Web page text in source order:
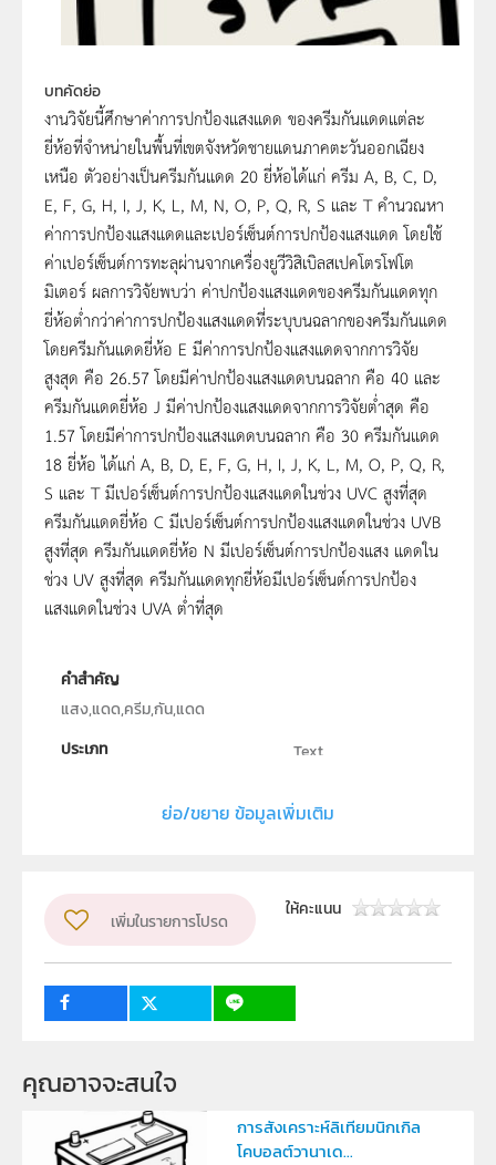
บทคัดย่อ
งานวิจัยนี้ศึกษาค่าการปกป้องแสงแดด ของครีมกันแดดแต่ละ
ยี่ห้อที่จำหน่ายในพื้นที่เขตจังหวัดชายแดนภาคตะวันออกเฉียง
เหนือ ตัวอย่างเป็นครีมกันแดด 20 ยี่ห้อได้แก่ ครีม A, B, C, D,
E, F, G, H, I, J, K, L, M, N, O, P, Q, R, S และ T คำนวณหา
ค่าการปกป้องแสงแดดและเปอร์เซ็นต์การปกป้องแสงแดด โดยใช้
ค่าเปอร์เซ็นต์การทะลุผ่านจากเครื่องยูวีวิสิเบิลสเปคโตรโฟโต
มิเตอร์ ผลการวิจัยพบว่า ค่าปกป้องแสงแดดของครีมกันแดดทุก
ยี่ห้อต่ำกว่าค่าการปกป้องแสงแดดที่ระบุบนฉลากของครีมกันแดด
โดยครีมกันแดดยี่ห้อ E มีค่าการปกป้องแสงแดดจากการวิจัย
สูงสุด คือ 26.57 โดยมีค่าปกป้องแสงแดดบนฉลาก คือ 40 และ
ครีมกันแดดยี่ห้อ J มีค่าปกป้องแสงแดดจากการวิจัยต่ำสุด คือ
1.57 โดยมีค่าการปกป้องแสงแดดบนฉลาก คือ 30 ครีมกันแดด
18 ยี่ห้อ ได้แก่ A, B, D, E, F, G, H, I, J, K, L, M, O, P, Q, R,
S และ T มีเปอร์เซ็นต์การปกป้องแสงแดดในช่วง UVC สูงที่สุด
ครีมกันแดดยี่ห้อ C มีเปอร์เซ็นต์การปกป้องแสงแดดในช่วง UVB
สูงที่สุด ครีมกันแดดยี่ห้อ N มีเปอร์เซ็นต์การปกป้องแสง แดดใน
ช่วง UV สูงที่สุด ครีมกันแดดทุกยี่ห้อมีเปอร์เซ็นต์การปกป้อง
แสงแดดในช่วง UVA ต่ำที่สุด
คำสำคัญ
แสง,แดด,ครีม,กัน,แดด
ประเภท
Text
สาขาวิชาฟิสิกส์ วิทยาศาสตร์และเทคโนโลยี มหาวิทยาลัย
ปิยวรรณ คำสาร และ มยุรี ศรีวรรณะ
ระดับชั้น
ม.4, ม.5, ม.6
กลุ่มเป้าหมาย
ย่อ/ขยาย ข้อมูลเพิ่มเติม
เพิ่มในรายการโปรด
ให้คะแนน
คุณอาจจะสนใจ
การสังเคราะห์ลิเทียมนิกเกิล
โคบอลต์วานาเด...